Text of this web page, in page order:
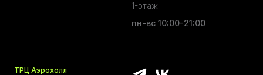
1-этаж
пн-вс 10:00-21:00
ТРЦ Аэрохолл